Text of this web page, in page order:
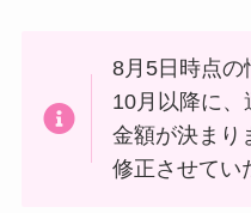
8月5日時点の
10月以降に
金額が決まり
修正させてい